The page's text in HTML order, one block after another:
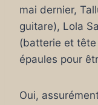
mai dernier,
guitare), Lola
(batterie et
épaules pour
Oui,